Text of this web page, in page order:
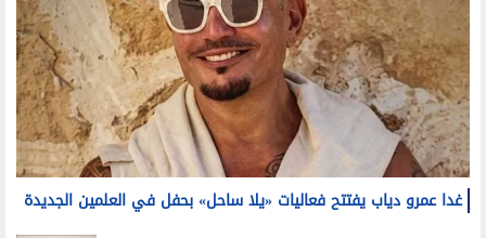
غدا عمرو دياب يفتتح فعاليات «يلا ساحل» بحفل في العلمين الجديدة